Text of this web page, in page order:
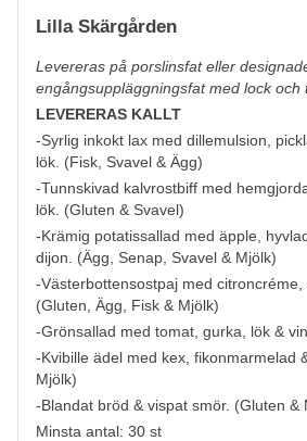
Lilla Skärgården
Levereras på porslinsfat eller
engångsuppläggningsfat med lock och
LEVERERAS KALLT
-Syrlig inkokt lax med dillemulsion,
lök. (Fisk, Svavel & Ägg)
-Tunnskivad kalvrostbiff med
lök. (Gluten & Svavel)
-Krämig potatissallad med äpple,
dijon. (Ägg, Senap, Svavel & Mjölk)
-Västerbottensostpaj med citroncréme,
(Gluten, Ägg, Fisk & Mjölk)
-Grönsallad med tomat, gurka, lök &
-Kvibille ädel med kex, fikonmarmelad
Mjölk)
-Blandat bröd & vispat smör. (Gluten &
Minsta antal: 30 st